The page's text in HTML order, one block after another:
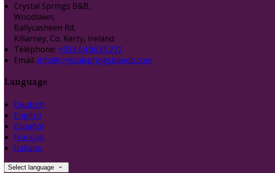
Crystal Springs B&B,
Woodlawn,
Ballycasheen Rd,
Killarney, Co. Kerry, Ireland.
Téléphone: +353 64 6633 272
Email: info@crystalspringsbandb.com
Language
Deutsch
English
Español
Français
Italiano
Select language